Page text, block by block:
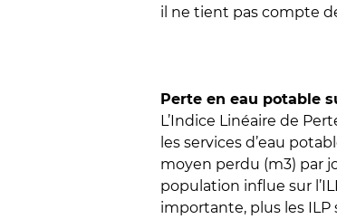
il ne tient pas compte
Perte en eau potable
L’Indice Linéaire de
les services d’eau
moyen perdu (m3) par
population influe sur
importante, plus les